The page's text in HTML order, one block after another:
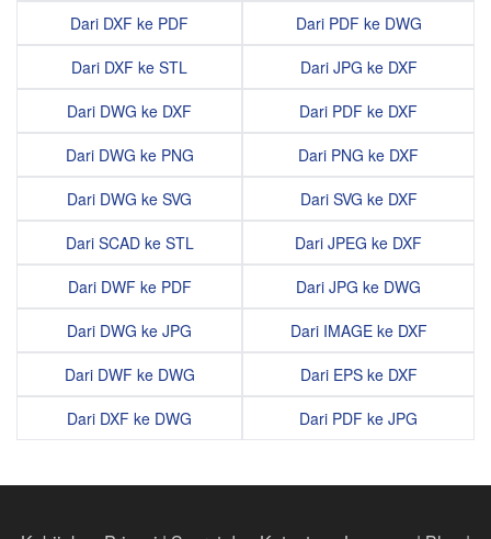
Dari DXF ke PDF
Dari DXF ke STL
Dari DWG ke DXF
Dari DWG ke PNG
Dari DWG ke SVG
Dari SCAD ke STL
Dari DWF ke PDF
Dari DWG ke JPG
Dari DWF ke DWG
Dari DXF ke DWG
Dari PDF ke DWG
Dari JPG ke DXF
Dari PDF ke DXF
Dari PNG ke DXF
Dari SVG ke DXF
Dari JPEG ke DXF
Dari JPG ke DWG
Dari IMAGE ke DXF
Dari EPS ke DXF
Dari PDF ke JPG